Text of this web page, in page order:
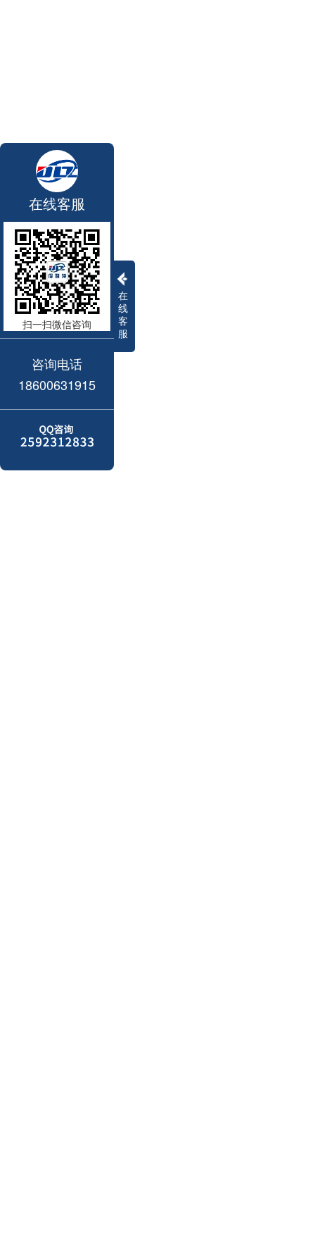
在
线
客
服
在线客服
扫一扫微信咨询
咨询电话
18600631915